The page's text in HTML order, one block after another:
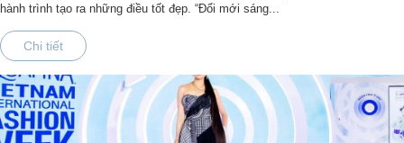
hành trình tạo ra những điều tốt đẹp. “Đổi mới sáng...
Chi tiết